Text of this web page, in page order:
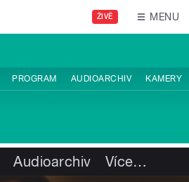
ŽIVĚ MENU
PROGRAM AUDIOARCHIV KAMERY
Audioarchiv Více…